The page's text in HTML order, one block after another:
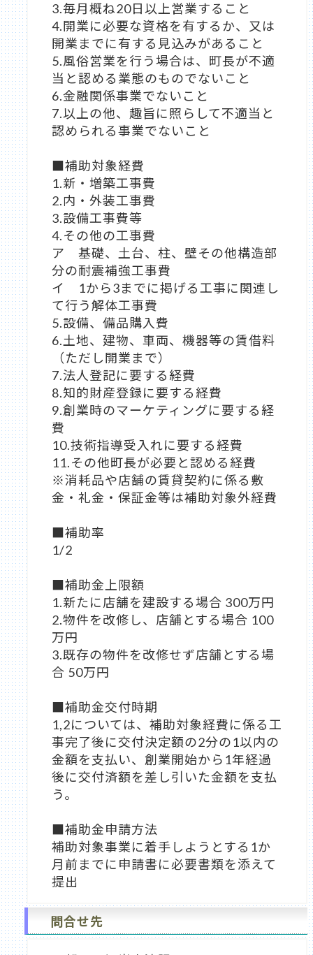
3.毎月概ね20日以上営業すること
4.開業に必要な資格を有するか、又は
開業までに有する見込みがあること
5.風俗営業を行う場合は、町長が不適
当と認める業態のものでないこと
6.金融関係事業でないこと
7.以上の他、趣旨に照らして不適当と
認められる事業でないこと
■補助対象経費
1.新・増築工事費
2.内・外装工事費
3.設備工事費等
4.その他の工事費
ア 基礎、土台、柱、壁その他構造部
分の耐震補強工事費
イ 1から3までに掲げる工事に関連し
て行う解体工事費
5.設備、備品購入費
6.土地、建物、車両、機器等の賃借料
（ただし開業まで）
7.法人登記に要する経費
8.知的財産登録に要する経費
9.創業時のマーケティングに要する経
費
10.技術指導受入れに要する経費
11.その他町長が必要と認める経費
※消耗品や店舗の賃貸契約に係る敷
金・礼金・保証金等は補助対象外経費
■補助率
1/2
■補助金上限額
1.新たに店舗を建設する場合 300万円
2.物件を改修し、店舗とする場合 100
万円
3.既存の物件を改修せず店舗とする場
合 50万円
■補助金交付時期
1,2については、補助対象経費に係る工
事完了後に交付決定額の2分の1以内の
金額を支払い、創業開始から1年経過
後に交付済額を差し引いた金額を支払
う。
■補助金申請方法
補助対象事業に着手しようとする1か
月前までに申請書に必要書類を添えて
提出
問合せ先